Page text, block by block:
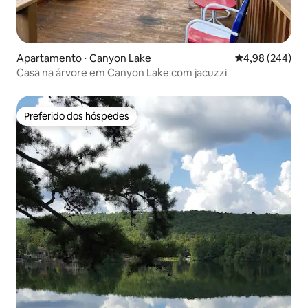
Apartamento ⋅ Canyon Lake 4,98 de uma
4,98 (244)
Casa na árvore em Canyon Lake com jacuzzi
Preferido dos hóspedes
Preferido dos hóspedes